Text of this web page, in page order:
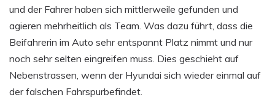
und der Fahrer haben sich mittlerweile gefunden und
agieren mehrheitlich als Team. Was dazu führt, dass die
Beifahrerin im Auto sehr entspannt Platz nimmt und nur
noch sehr selten eingreifen muss. Dies geschieht auf
Nebenstrassen, wenn der Hyundai sich wieder einmal auf
der falschen Fahrspurbefindet.